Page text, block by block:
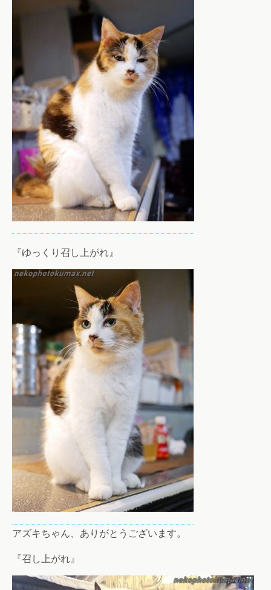
『ゆっくり召し上がれ』
アズキちゃん、ありがとうございます。
『召し上がれ』